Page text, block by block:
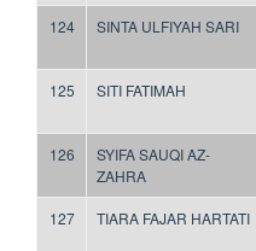
124 SINTA ULFIYAH SARI
125 SITI FATIMAH
126
SYIFA SAUQI AZ-
ZAHRA
127 TIARA FAJAR HARTATI